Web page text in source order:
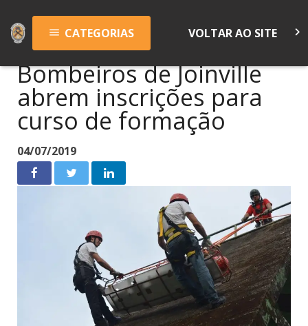
menu CATEGORIAS VOLTAR AO SITE keyboard_arrow_right
Bombeiros de Joinville
abrem inscrições para
curso de formação
04/07/2019